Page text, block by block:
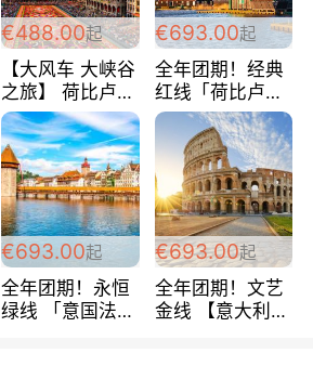
€488.00起
【大风车 大峡谷
之旅】 荷比卢德
法 巴黎上下 经
典五国四日游
488欧/人
€693.00起
全年团期！经典
红线「荷比卢德
法」七天循环 五
国 仅售99欧/人/
天！巴黎上下！
包拼房~
€693.00起
全年团期！永恒
绿线 「意国法
€693.00起
全年团期！文艺
金线 【意大利一